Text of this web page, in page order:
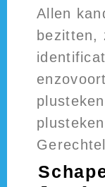
Allen
bezitten,